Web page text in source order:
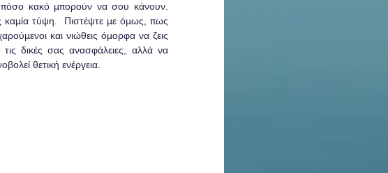
πόσο κακό μπορούν να σου κάνουν.
καμία τύψη.  Πιστέψτε με όμως, πως
και νιώθεις όμορφα να ζεις
δικές σας ανασφάλειες, αλλά να
θετική ενέργεια.